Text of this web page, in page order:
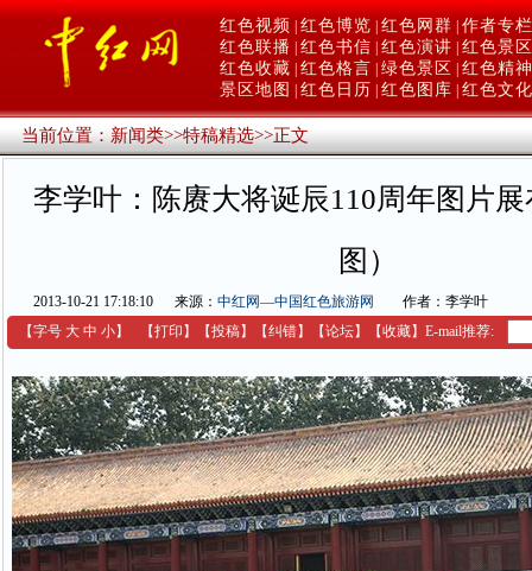
红色视频 红色博览 红色网群 作者专栏
红色联播 红色书信 红色演讲 红色景区
红色收藏 红色格言 绿色景区
红色精神
景区地图
红色日历 红色图库 红色文化
当前位置：新闻类>>特稿精选>>正文
李学叶：陈赓大将诞辰110周年图片
图）
2013-10-21 17:18:10 来源： 中红网—中国红色旅游网
作者：李学叶
【字号 大 中 小】 【打印 】 【投稿】 【纠错】 【论坛】 【收藏】 E-mail推荐: